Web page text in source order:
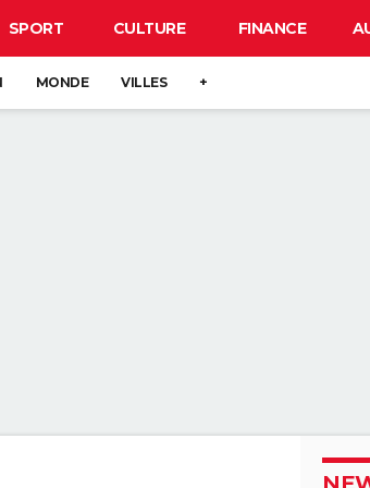
SPORT CULTURE FINANCE
MONDE VILLES +